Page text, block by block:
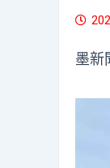
墨新